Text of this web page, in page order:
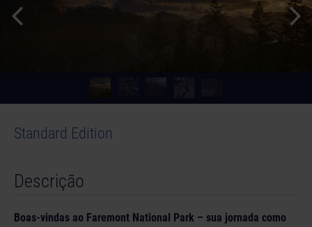
Standard Edition
Descrição
Boas-vindas ao Faremont National Park – sua jornada como